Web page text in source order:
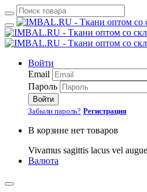
Войти
Email
Пароль
Войти
Забыли пароль? Регистрация
В корзине нет товаров
Vivamus sagittis lacus vel
Валюта